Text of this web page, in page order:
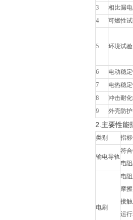
3
相比漏
4
可燃性
5 环境试验
6
电动稳
7
电热稳
8
冲击耐
9
外壳防
2.主要性能
类别 指
输电导轨
符
电
电刷
电
摩
接
运